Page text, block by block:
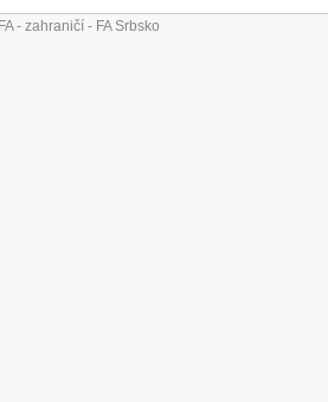
- zahraničí - FA Srbsko